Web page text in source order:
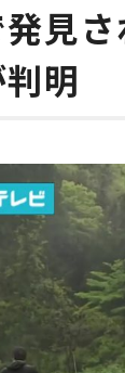
見
明